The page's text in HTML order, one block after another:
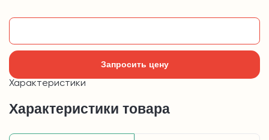
Запросить цену
Характеристики
Характеристики товара